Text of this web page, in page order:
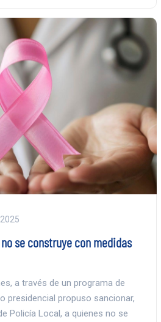
se construye con medidas
a través de un programa de
presidencial propuso sancionar,
Policía Local, a quienes no se